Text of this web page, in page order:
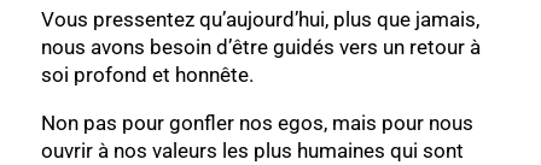
Vous pressentez qu’aujourd’hui, plus que jamais,
nous avons besoin d’être guidés vers un retour à
soi profond et honnête.
Non pas pour gonfler nos egos, mais pour nous
ouvrir à nos valeurs les plus humaines qui sont